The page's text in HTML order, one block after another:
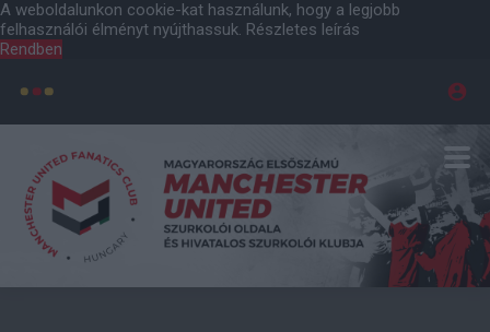
A weboldalunkon cookie-kat használunk, hogy a legjobb
felhasználói élményt nyújthassuk. Részletes leírás
Rendben